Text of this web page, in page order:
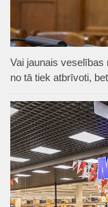
Vai jaunais
no tā tiek atbrīvoti,